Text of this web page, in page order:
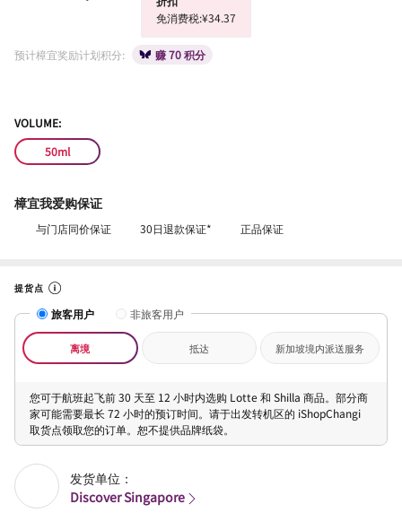
免消费税:¥34.37
预计樟宜奖励计划积分: 赚 70 积分
VOLUME:
50ml
樟宜我爱购保证
与门店同价保证 30日退款保证* 正品保证
提货点
旅客用户 非旅客用户
离境 抵达 新加坡境内派送服务
您可于航班起飞前 30 天至 12 小时内选购 Lotte 和 Shilla 商品。部分商
家可能需要最长 72 小时的预订时间。请于出发转机区的 iShopChangi
取货点领取您的订单。恕不提供品牌纸袋。
发货单位：
Discover Singapore